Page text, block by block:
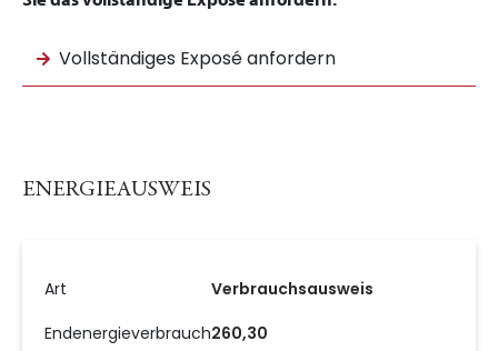
Vollständiges Exposé anfordern
ENERGIEAUSWEIS
Art
Verbrauchsausweis
Endenergieverbrauch260,30